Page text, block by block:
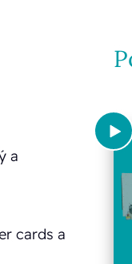
a
cards a